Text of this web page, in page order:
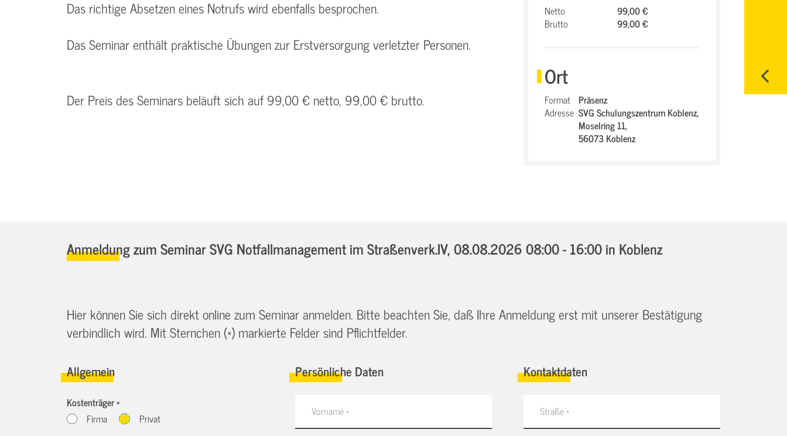
Das richtige Absetzen eines Notrufs wird ebenfalls besprochen.
Das Seminar enthält praktische Übungen zur Erstversorgung verletzter Personen.
Der Preis des Seminars beläuft sich auf 99,00 € netto, 99,00 € brutto.
Netto
99,00 €
Brutto
99,00 €
Ort
Format Präsenz
Adresse SVG Schulungszentrum Koblenz,
Moselring 11,
56073 Koblenz
Anmeldung zum Seminar SVG Notfallmanagement im Straßenverk.IV,08.08.2026 08:00 - 16:00in Koblenz
Hier können Sie sich direkt online zum Seminar anmelden. Bitte beachten Sie, daß Ihre Anmeldung erst mit unserer Bestätigung
verbindlich wird. Mit Sternchen (*) markierte Felder sind Pflichtfelder.
Allgemein
Kostenträger *
Firma
Privat
Persönliche Daten Kontaktdaten